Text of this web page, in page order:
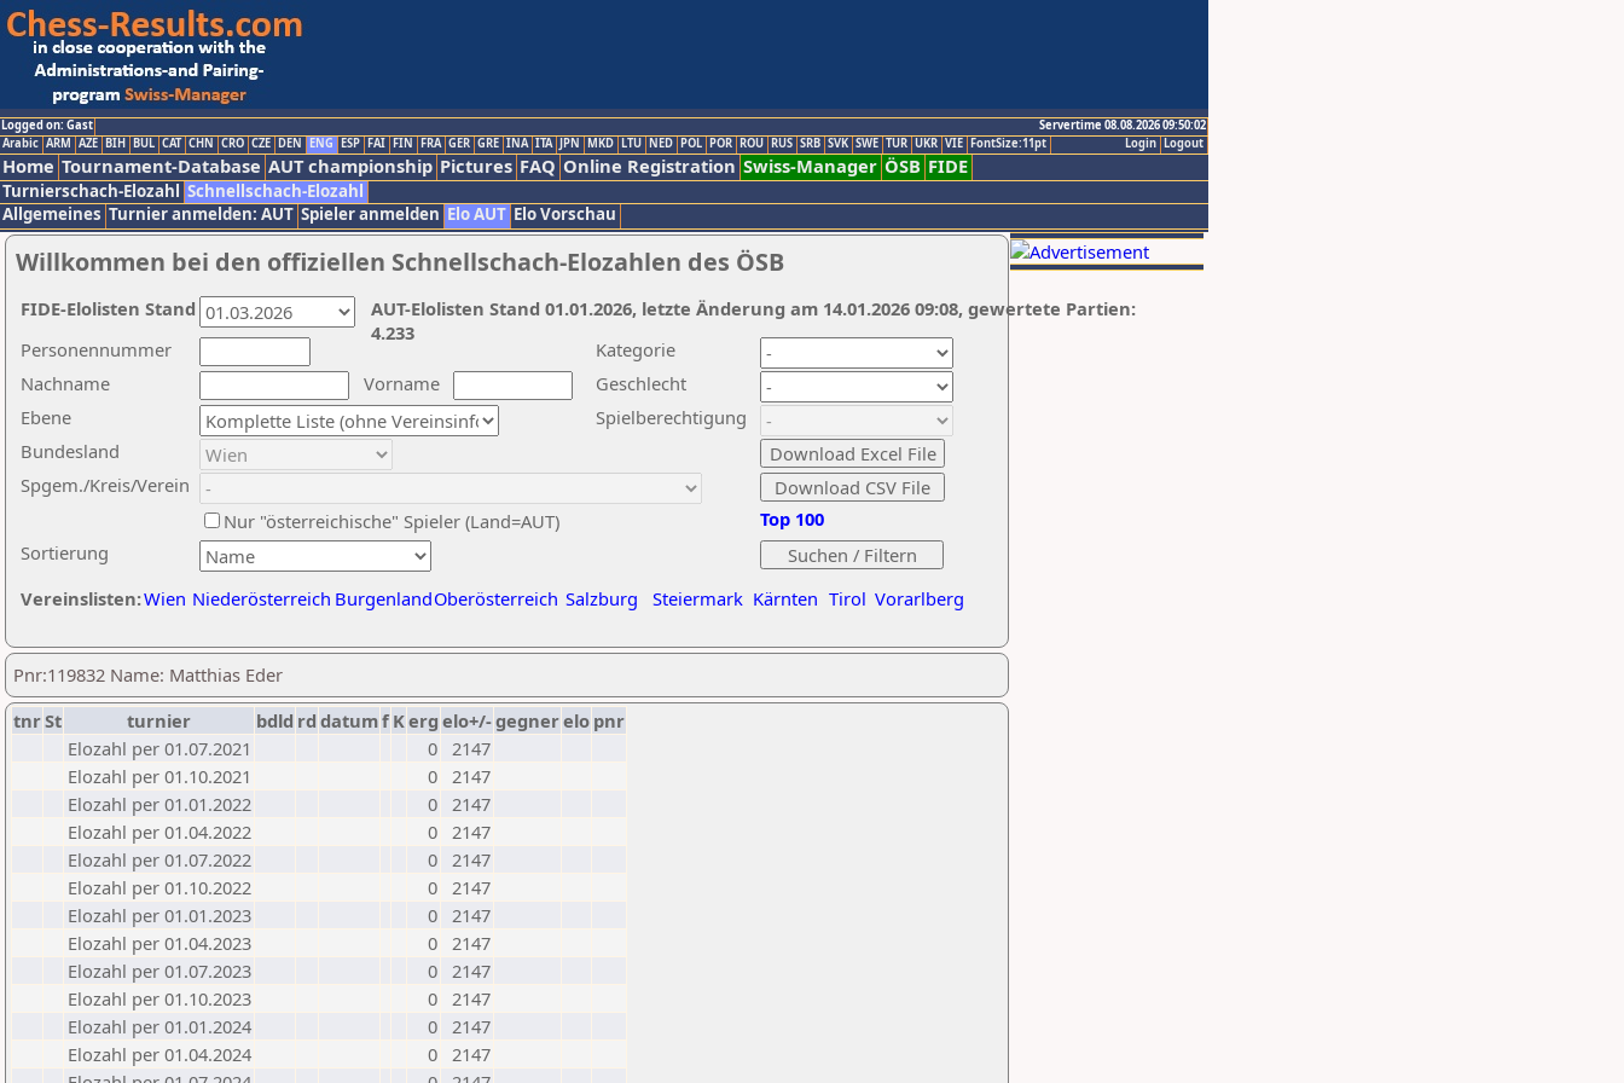
Logged on: Gast
Servertime 08.08.2026 09:50:02
Logout
Login
Arabic ARM AZE BIH BUL CAT CHN CRO CZE DEN ENG ESP FAI FIN FRA GER GRE INA ITA JPN MKD LTU NED POL POR ROU RUS SRB SVK SWE TUR UKR VIE FontSize:11pt
Home Tournament-Database AUT championship Pictures FAQ Online Registration Swiss-Manager ÖSB FIDE
Turnierschach-Elozahl Schnellschach-Elozahl
Allgemeines Turnier anmelden: AUT Spieler anmelden Elo AUT Elo Vorschau
Willkommen bei den offiziellen Schnellschach-Elozahlen des ÖSB
Nachname
Vorname
Ebene
Kategorie
Sortierung
Personennummer
Bundesland
Spgem./Kreis/Verein
Geschlecht
Nur "österreichische" Spieler (Land=AUT)
Spielberechtigung
Vereinslisten:Wien Niederösterreich BurgenlandOberösterreich Salzburg Steiermark Kärnten Tirol Vorarlberg
Top 100
AUT-Elolisten Stand 01.01.2026, letzte Änderung am 14.01.2026 09:08, gewertete Partien:
4.233
FIDE-Elolisten Stand
Pnr:119832 Name: Matthias Eder
tnrSt turnier bdld rd datumf Kerg elo+/-gegnerelo pnr
Elozahl per 01.07.2021
0 2147
Elozahl per 01.10.2021
0 2147
Elozahl per 01.01.2022
0 2147
Elozahl per 01.04.2022
0 2147
Elozahl per 01.07.2022
0 2147
Elozahl per 01.10.2022
0 2147
Elozahl per 01.01.2023
0 2147
Elozahl per 01.04.2023
0 2147
Elozahl per 01.07.2023
0 2147
Elozahl per 01.10.2023
0 2147
Elozahl per 01.01.2024
0 2147
Elozahl per 01.04.2024
0 2147